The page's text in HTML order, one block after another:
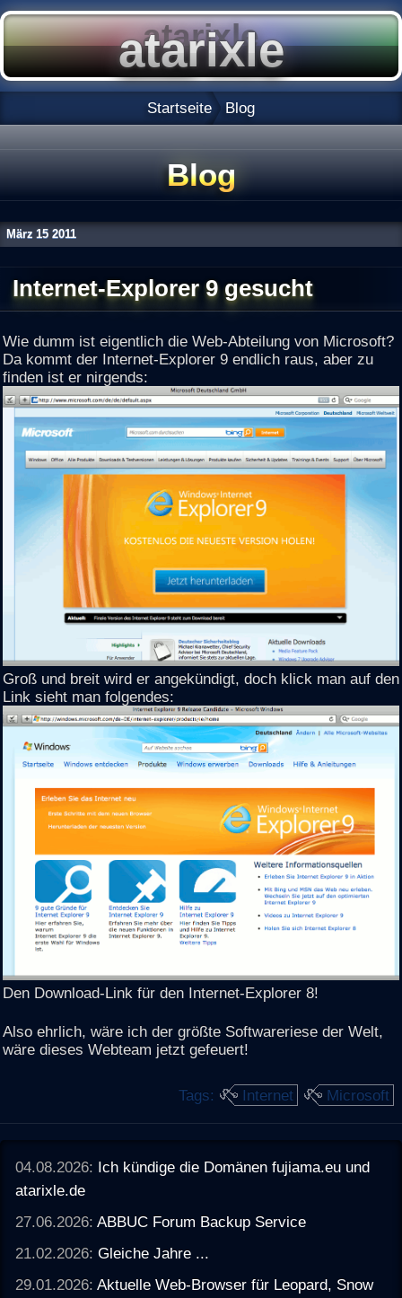
Startseite Blog
Blog
März 15 2011
Internet-Explorer 9 gesucht
Wie dumm ist eigentlich die Web-Abteilung von Microsoft?
Da kommt der Internet-Explorer 9 endlich raus, aber zu
finden ist er nirgends:
Groß und breit wird er angekündigt, doch klick man auf den
Link sieht man folgendes:
Den Download-Link für den Internet-Explorer 8!
Also ehrlich, wäre ich der größte Softwareriese der Welt,
wäre dieses Webteam jetzt gefeuert!
Tags: Internet Microsoft
04.08.2026: Ich kündige die Domänen fujiama.eu und
atarixle.de
27.06.2026:ABBUC Forum Backup Service
21.02.2026:Gleiche Jahre ...
29.01.2026:Aktuelle Web-Browser für Leopard, Snow